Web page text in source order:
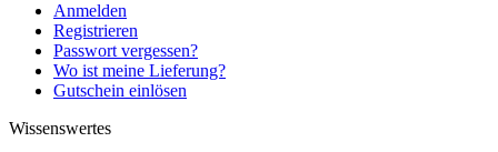
Anmelden
Registrieren
Passwort vergessen?
Wo ist meine Lieferung?
Gutschein einlösen
Wissenswertes